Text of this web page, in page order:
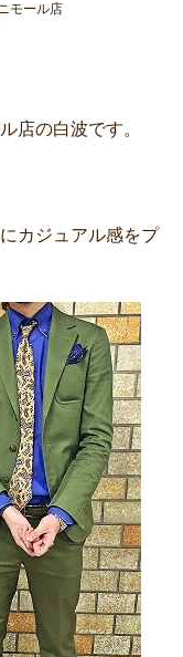
モール店
店の白波です。
カジュアル感をプ